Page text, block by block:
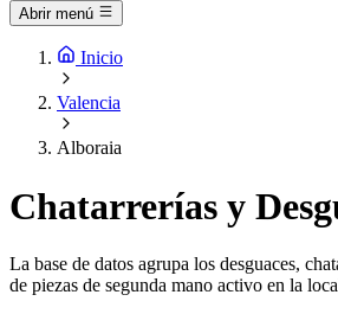
Abrir menú
Inicio
Valencia
Alboraia
Chatarrerías y
La base de datos agrupa los desguaces,
de piezas de segunda mano activo en la